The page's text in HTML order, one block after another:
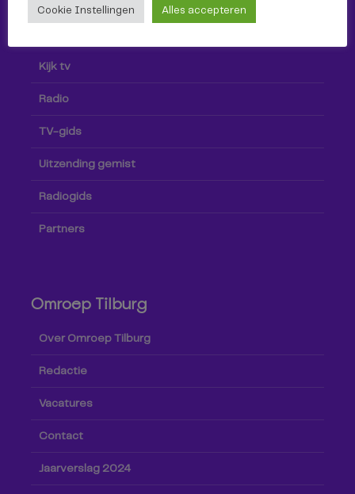
Kijk tv
Radio
TV-gids
Uitzending gemist
Radiogids
Partners
Omroep Tilburg
Over Omroep Tilburg
Redactie
Vacatures
Contact
Jaarverslag 2024
Cookie Instellingen Alles accepteren